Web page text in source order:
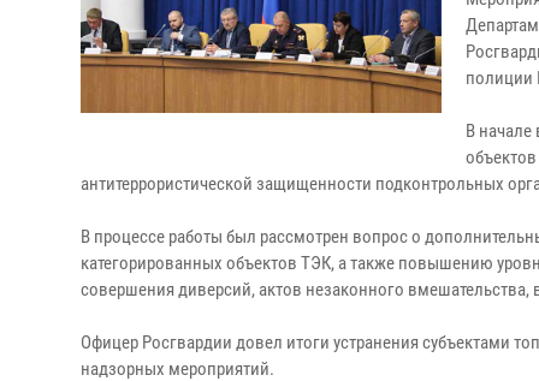
полиции
В начале
антитеррористической защищенности подконтрольных
В процессе работы был рассмотрен вопрос о
категорированных объектов ТЭК, а также повышению
совершения диверсий, актов незаконного
Офицер Росгвардии довел итоги устранения субъектами
надзорных мероприятий.